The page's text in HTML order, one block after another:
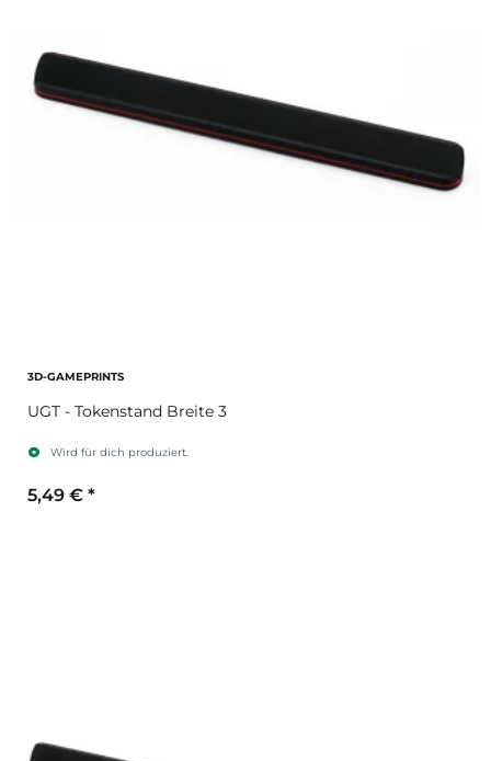
3D-GAMEPRINTS
UGT - Tokenstand Breite 3
Wird für dich produziert.
5,49 € *